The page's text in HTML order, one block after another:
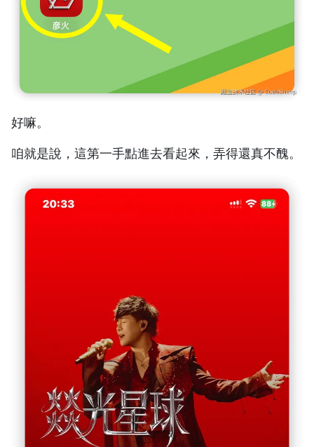
好嘛。
咱就是說，這第一手點進去看起來，弄得還真不醜。